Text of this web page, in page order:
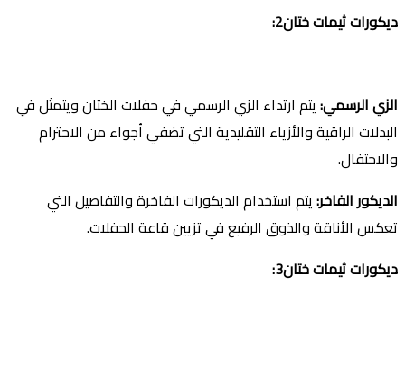
ديكورات ثيمات ختان2:
الزي الرسمي: يتم ارتداء الزي الرسمي في حفلات الختان ويتمثل في
البدلات الراقية والأزياء التقليدية التي تضفي أجواء من الاحترام
والاحتفال.
الديكور الفاخر: يتم استخدام الديكورات الفاخرة والتفاصيل التي
تعكس الأناقة والذوق الرفيع في تزيين قاعة الحفلات.
ديكورات ثيمات ختان3: